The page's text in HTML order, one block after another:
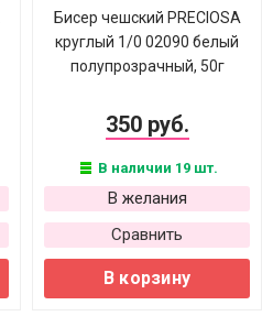
Бисер чешский PRECIOSA
круглый 1/0 02090 белый
полупрозрачный, 50г
350 руб.
В наличии 19 шт.
В желания
Сравнить
В корзину